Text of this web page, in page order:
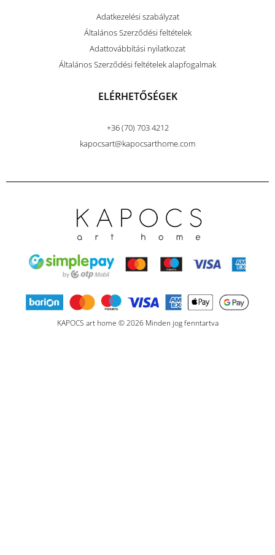
Adatkezelési szabályzat
Általános Szerződési feltételek
Adattovábbítási nyilatkozat
Általános Szerződési feltételek alapfogalmak
ELÉRHETŐSÉGEK
+36 (70) 703 4212
kapocsart@kapocsarthome.com
KAPOCS art home © 2026 Minden jog fenntartva